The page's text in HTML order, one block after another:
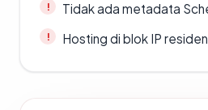
Tidak ada metadata
Hosting di blok IP